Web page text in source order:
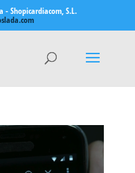
Shopicardiacom, S.L.